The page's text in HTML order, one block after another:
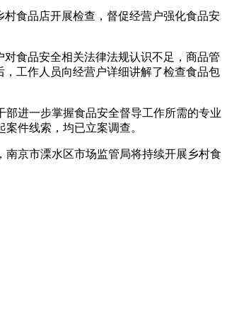
食品店开展检查，督促经营户强化食品安
食品安全相关法律法规认识不足，商品管
工作人员向经营户详细讲解了检查食品包
进一步掌握食品安全督导工作所需的专业
件线索，均已立案调查。
京市溧水区市场监管局将持续开展乡村食